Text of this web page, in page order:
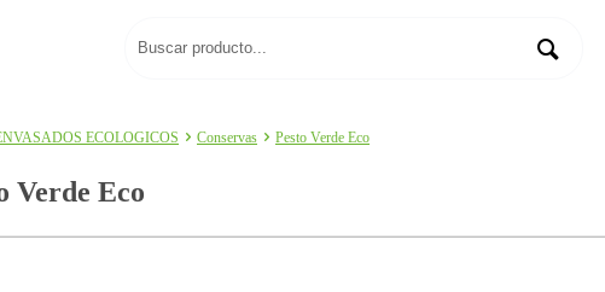
ECOLOGICOS Conservas Pesto Verde Eco
Verde Eco